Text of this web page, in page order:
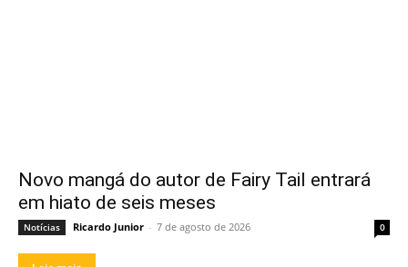
Novo mangá do autor de Fairy Tail entrará
em hiato de seis meses
Notícias Ricardo Junior - 7 de agosto de 2026 0